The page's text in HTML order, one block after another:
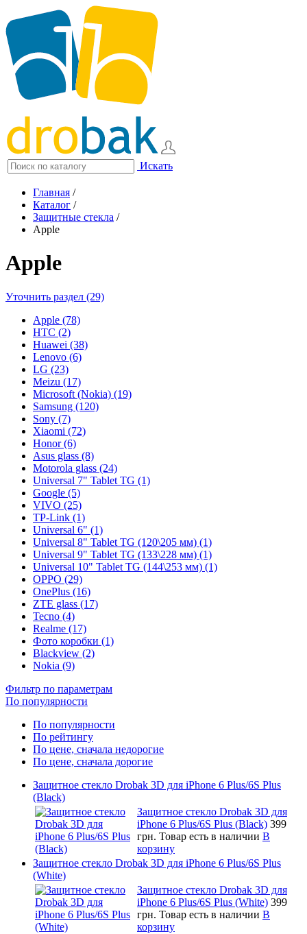
Искать
Главная /
Каталог /
Защитные стекла /
Apple
Apple
Уточнить раздел (29)
Apple (78)
HTC (2)
Huawei (38)
Lenovo (6)
LG (23)
Meizu (17)
Microsoft (Nokia) (19)
Samsung (120)
Sony (7)
Xiaomi (72)
Honor (6)
Asus glass (8)
Motorola glass (24)
Universal 7" Tablet TG (1)
Google (5)
VIVO (25)
TP-Link (1)
Universal 6" (1)
Universal 8" Tablet TG (120\205 мм) (1)
Universal 9" Tablet TG (133\228 мм) (1)
Universal 10" Tablet TG (144\253 мм) (1)
OPPO (29)
OnePlus (16)
ZTE glass (17)
Tecno (4)
Realme (17)
Фото коробки (1)
Blackview (2)
Nokia (9)
Фильтр по параметрам
По популярности
По популярности
По рейтингу
По цене, сначала недорогие
По цене, сначала дорогие
Защитное стекло Drobak 3D для iPhone 6 Plus/6S Plus
(Black)
Защитное стекло Drobak 3D для
iPhone 6 Plus/6S Plus (Black) 399
грн. Товар есть в наличии В
корзину
Защитное стекло Drobak 3D для iPhone 6 Plus/6S Plus
(White)
Защитное стекло Drobak 3D для
iPhone 6 Plus/6S Plus (White) 399
грн. Товар есть в наличии В
корзину